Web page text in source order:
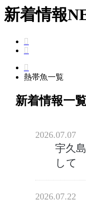
新着情報
熱帯魚一覧
新着情報一
2026.07.07
宇久
して
2026.07.22